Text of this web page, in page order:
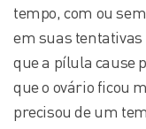
tempo, com ou
em suas
que a pílula cause
que o ovário ficou
precisou de um